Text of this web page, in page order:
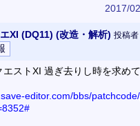
2017/
XI (DQ11) (改造・解析) 投稿者
エストXI 過ぎ去りし時を求め
editor.com/bbs/